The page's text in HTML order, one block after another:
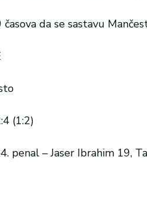
da se sastavu
(1:2)
penal – Jaser Ibrahim 19,